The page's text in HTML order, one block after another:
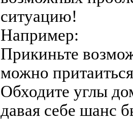
ситуацию!
Например:
Прикиньте
можно
Обходите углы
давая себе шанс